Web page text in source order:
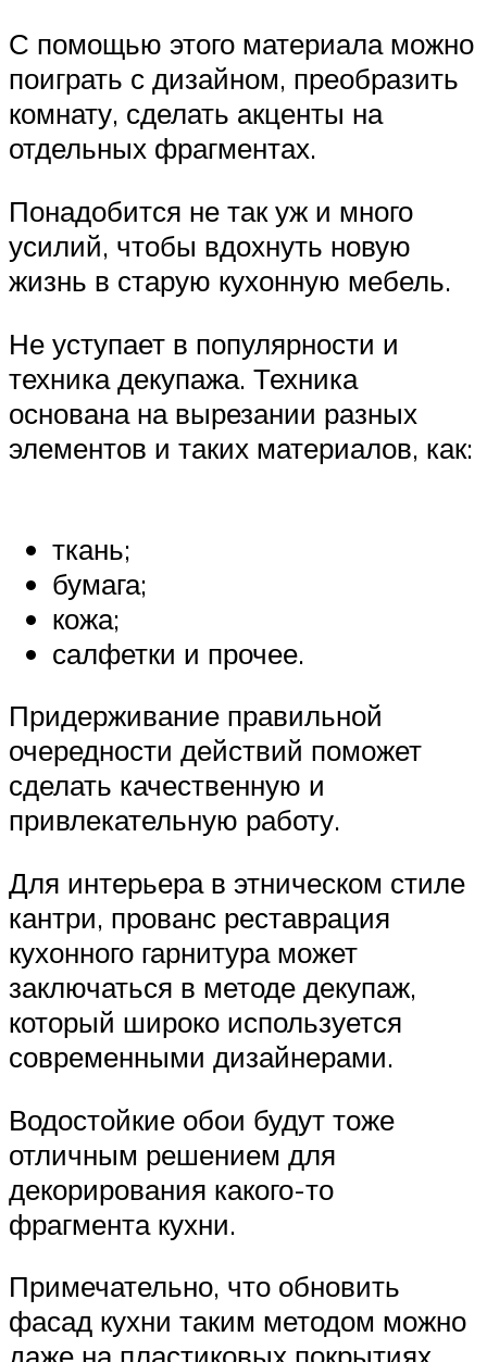
С помощью этого материала можно
поиграть с дизайном, преобразить
комнату, сделать акценты на
отдельных фрагментах.
Понадобится не так уж и много
усилий, чтобы вдохнуть новую
жизнь в старую кухонную мебель.
Не уступает в популярности и
техника декупажа. Техника
основана на вырезании разных
элементов и таких материалов, как:
ткань;
бумага;
кожа;
салфетки и прочее.
Придерживание правильной
очередности действий поможет
сделать качественную и
привлекательную работу.
Для интерьера в этническом стиле
кантри, прованс реставрация
кухонного гарнитура может
заключаться в методе декупаж,
который широко используется
современными дизайнерами.
Водостойкие обои будут тоже
отличным решением для
декорирования какого-то
фрагмента кухни.
Примечательно, что обновить
фасад кухни таким методом можно